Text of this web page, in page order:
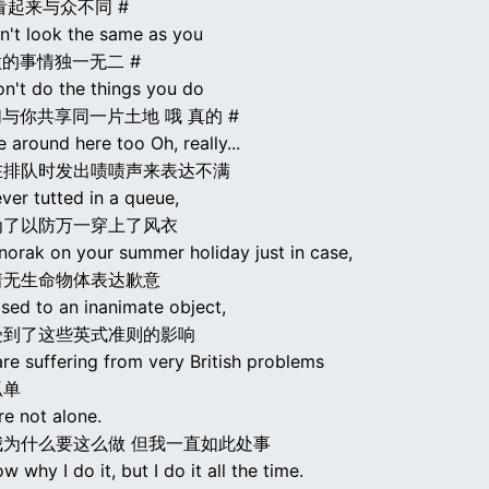
起来与众不同 #
look the same as you
事情独一无二 #
do the things you do
你共享同一片土地 哦 真的 #
around here too Oh, really...
队时发出啧啧声来表达不满
tutted in a queue,
以防万一穿上了风衣
on your summer holiday just in case,
生命物体表达歉意
to an inanimate object,
了这些英式准则的影响
suffering from very British problems
not alone.
什么要这么做 但我一直如此处事
why I do it, but I do it all the time.